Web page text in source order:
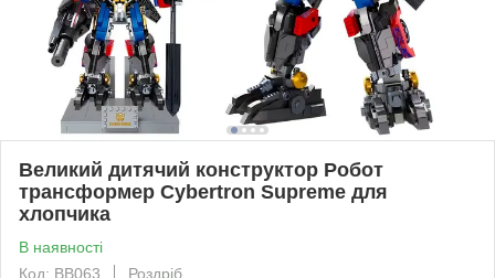
Великий дитячий конструктор Робот
трансформер Cybertron Supreme для
хлопчика
В наявності
Код: BB063
Роздріб